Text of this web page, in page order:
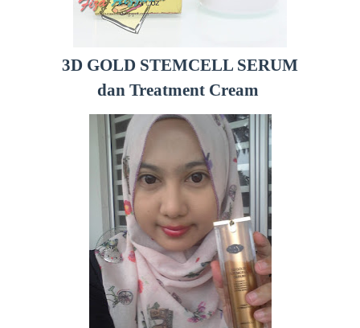
3D GOLD STEMCELL SERUM
dan Treatment Cream